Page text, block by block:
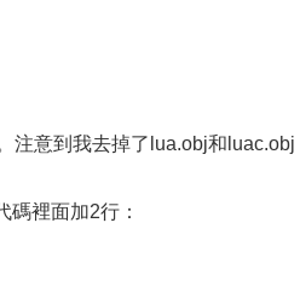
注意到我去掉了lua.obj和
裡面加2行：